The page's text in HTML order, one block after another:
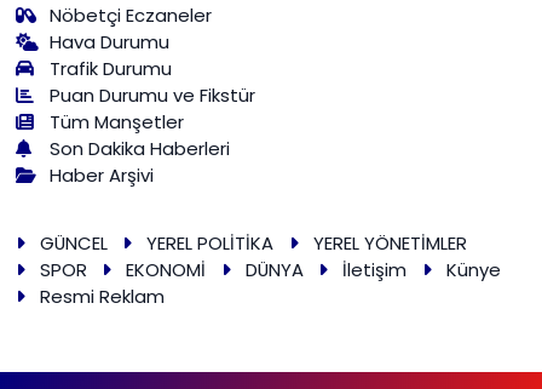
Nöbetçi Eczaneler
Hava Durumu
Trafik Durumu
Puan Durumu ve Fikstür
Tüm Manşetler
Son Dakika Haberleri
Haber Arşivi
GÜNCEL YEREL POLİTİKA
YEREL YÖNETİMLER
SPOR
EKONOMİ DÜNYA İletişim
Künye
Resmi Reklam